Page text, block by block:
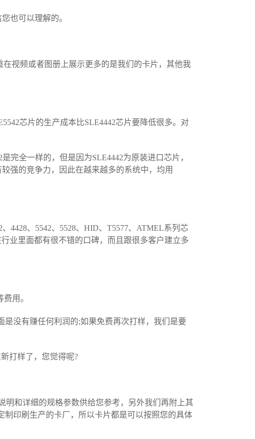
也可以理解的。
视频或者图册上展示更多的是我们的卡片，其他我
芯片的生产成本比SLE4442芯片要降低很多。对
全一样的，但是因为SLE4442为原装进口芯片，
强的竞争力，因此在越来越多的系统中，均用
、5542、5528、HID、T5577、ATMEL系列芯
业里面都有很不错的口碑，而且跟很多客户建立多
用。
没有赚任何利润的;如果免费再次打样，我们是要
打样了，您觉得呢?
和详细的规格参数供给您参考，另外我们再附上其
印刷生产的卡厂，所以卡片都是可以按照您的具体